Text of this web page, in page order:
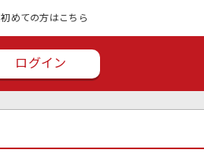
初めての方はこちら
ログイン